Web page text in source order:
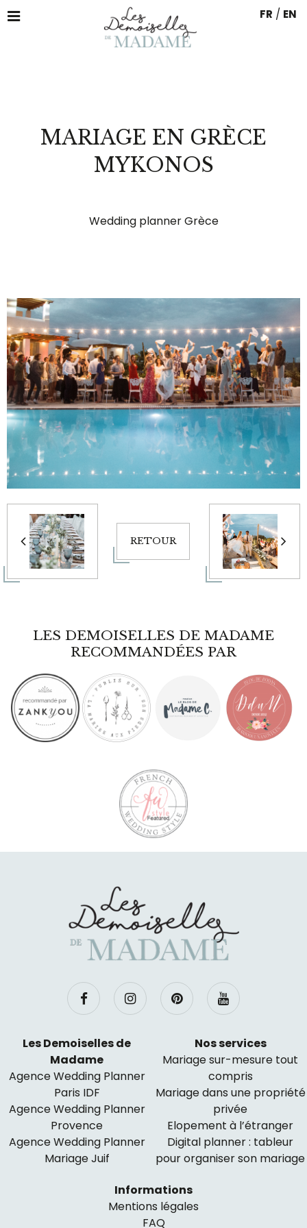
FR / EN
MARIAGE EN GRÈCE
MYKONOS
Wedding planner Grèce
RETOUR
LES DEMOISELLES DE MADAME
RECOMMANDÉES PAR
Les Demoiselles de
Madame
Agence Wedding Planner
Paris IDF
Agence Wedding Planner
Provence
Agence Wedding Planner
Mariage Juif
Nos services
Mariage sur-mesure tout
compris
Mariage dans une propriété
privée
Elopement à l’étranger
Digital planner : tableur
pour organiser son mariage
Informations
Mentions légales
FAQ